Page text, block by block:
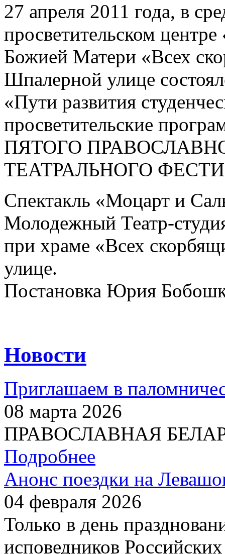
27 апреля 2011 года, в
просветительском
Божией Матери «Всех
Шпалерной улице
«Пути развития
просветительские
ПЯТОГО
ТЕАТРАЛЬНОГО
Спектакль «Моцарт и
Молодежный Театр-
при храме «Всех
улице.
Постановка Юрия
Новости
Приглашаем в
08 марта 2026
ПРАВОСЛАВНАЯ
Подробнее
Анонс поездки на
04 февраля 2026
Только в день
исповедников